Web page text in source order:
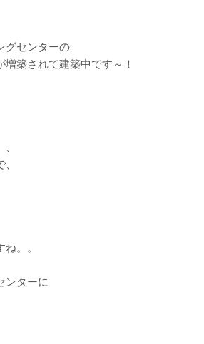
グセンターの
築されて建築中です～！
。。
ンターに